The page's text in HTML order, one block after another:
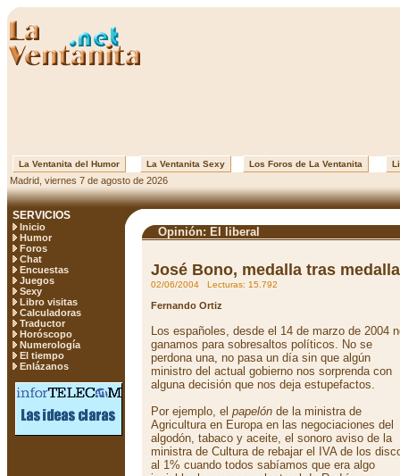
La Ventanita del Humor La Ventanita Sexy Los Foros de La Ventanita
Madrid, viernes 7 de agosto de 2026
SERVICIOS
Inicio
Humor
Foros
Chat
Encuestas
Juegos
Sexy
Libro visitas
Calculadoras
Traductor
Horóscopo
Numerología
El tiempo
Enlázanos
Opinión: El liberal
José Bono, medalla tras medalla
02/06/2004 Lecturas: 15.792
Fernando Ortiz
Los españoles, desde el 14 de marzo de 2004
ganamos para sobresaltos políticos. No se
perdona una, no pasa un día sin que algún
ministro del actual gobierno nos sorprenda con
alguna decisión que nos deja estupefactos.
Por ejemplo, el papelón de la ministra de
Agricultura en Europa en las negociaciones del
algodón, tabaco y aceite, el sonoro aviso de la
ministra de Cultura de rebajar el IVA de los
al 1% cuando todos sabíamos que era algo